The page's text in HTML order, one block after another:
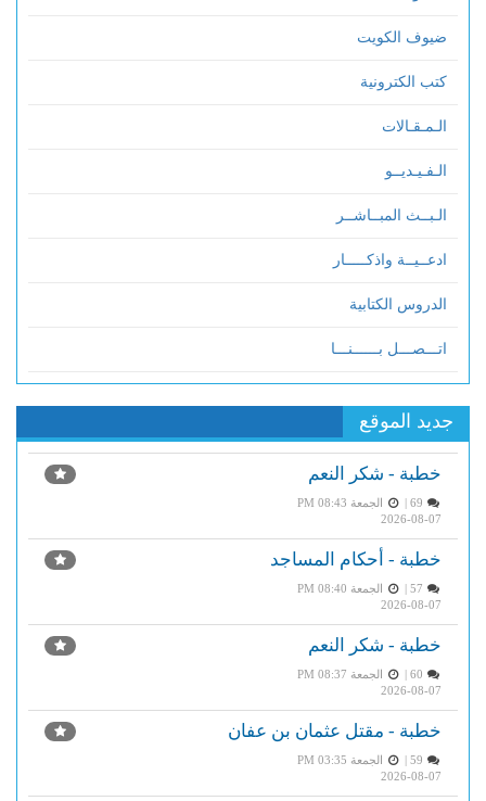
ضيوف الكويت
كتب الكترونية
الـمـقـالات
الـفـيـديــو
الـبــث المبــاشــر
ادعــيــة واذكـــــار
الدروس الكتابية
اتـــصـــل بــــــنـــا
جديد الموقع
خطبة - شكر النعم
الجمعة PM 08:43
2026-08-07
خطبة - أحكام المساجد
الجمعة PM 08:40
2026-08-07
خطبة - شكر النعم
الجمعة PM 08:37
2026-08-07
خطبة - مقتل عثمان بن عفان
الجمعة PM 03:35
2026-08-07